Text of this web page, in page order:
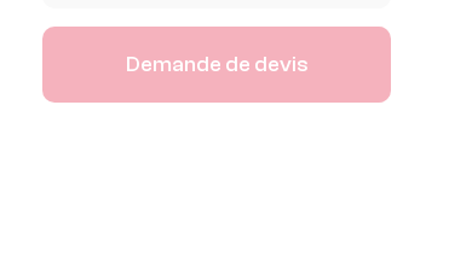
Demande de devis